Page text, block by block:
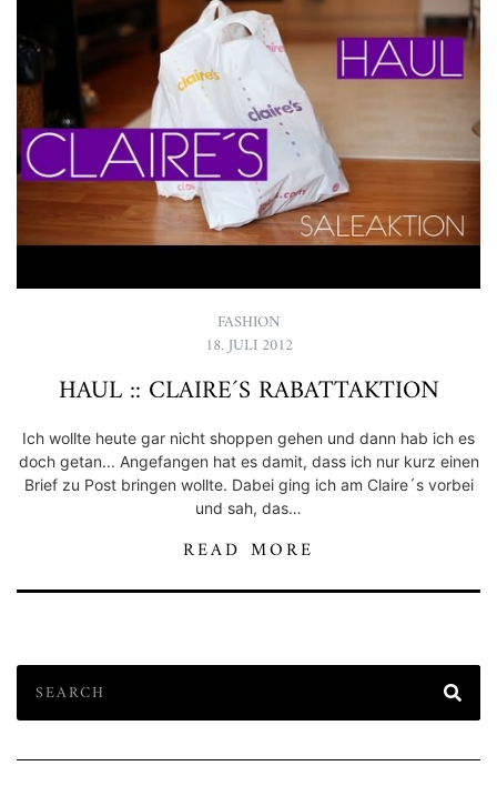
FASHION
18. JULI 2012
HAUL :: CLAIRE´S RABATTAKTION
Ich wollte heute gar nicht shoppen gehen und dann hab ich es
doch getan... Angefangen hat es damit, dass ich nur kurz einen
Brief zu Post bringen wollte. Dabei ging ich am Claire´s vorbei
und sah, das…
READ MORE